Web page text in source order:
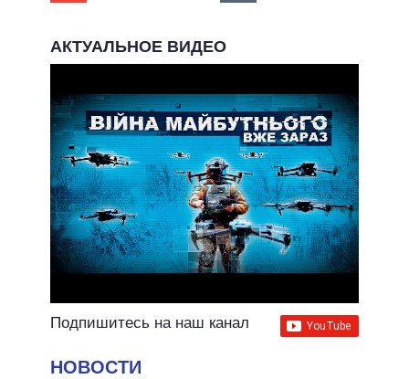
АКТУАЛЬНОЕ ВИДЕО
Подпишитесь на наш канал
НОВОСТИ